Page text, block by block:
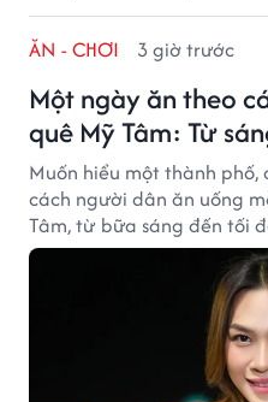
Một ngày ăn theo
quê Mỹ Tâm: Từ
ĂN - CHƠI 3 giờ trước
Muốn hiểu một thành phố,
cách người dân ăn uống
Tâm, từ bữa sáng đến tối
đậm dấu ấn miền Trung.